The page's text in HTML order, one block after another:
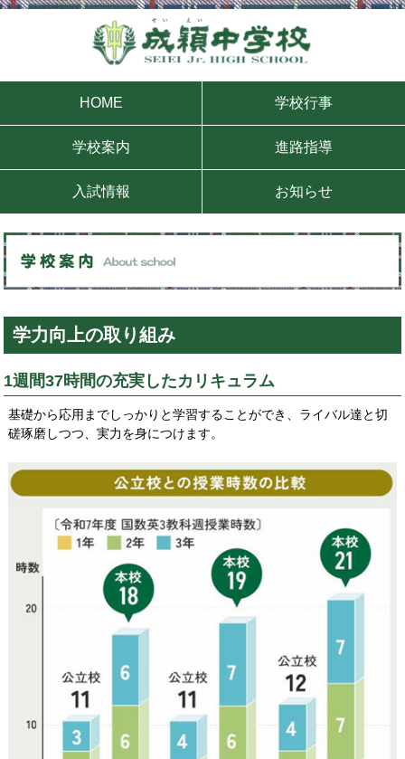
HOME 学校行事
学校案内 進路指導
入試情報 お知らせ
学力向上の取り組み
1週間37時間の充実したカリキュラム
基礎から応用までしっかりと学習することができ、ライバル達と切
磋琢磨しつつ、実力を身につけます。